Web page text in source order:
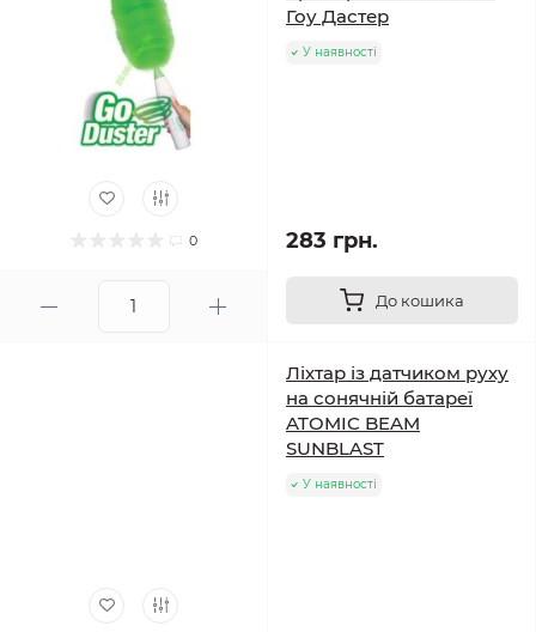
0
Гоу Дастер
У наявності
283 грн.
До кошика
Ліхтар із датчиком руху
на сонячній батареї
ATOMIC BEAM
SUNBLAST
У наявності